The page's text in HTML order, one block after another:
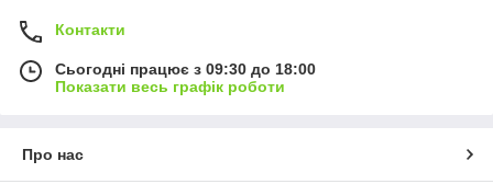
Контакти
Сьогодні працює з 09:30 до 18:00
Показати весь графік роботи
Про нас